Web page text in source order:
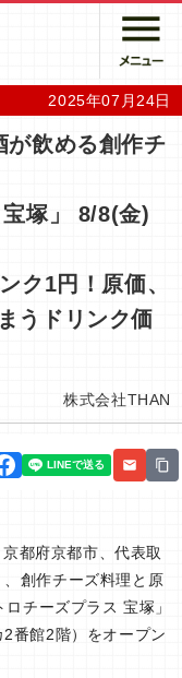
2025年07月24日
が飲める創作チ
宝塚」 8/8(金)
ク1円！原価、
うドリンク価
株式会社THAN
都府京都市、代表取
創作チーズ料理と原
チーズプラス 宝塚」
番館2階）をオープン